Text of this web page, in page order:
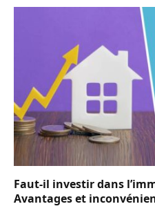
Faut-il investir dans
Avantages et